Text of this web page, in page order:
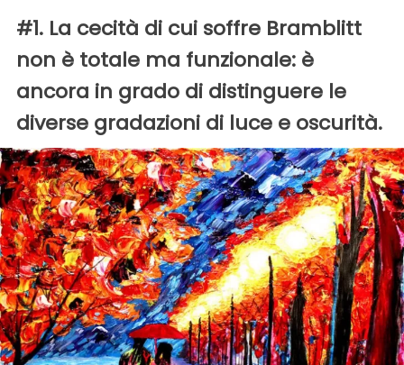
#1. La cecità di cui soffre Bramblitt
non è totale ma funzionale: è
ancora in grado di distinguere le
diverse gradazioni di luce e oscurità.